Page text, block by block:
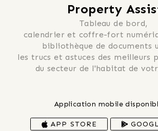
Property
Tableau de bord,
calendrier et coffre-fort
bibliothèque de documents
du secteur de l'habitat de
Application mobile
APP STORE